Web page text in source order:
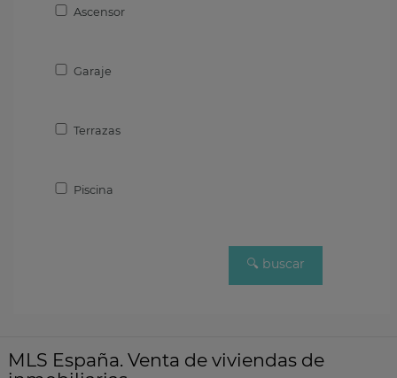
Ascensor
Garaje
Terrazas
Piscina
MLS España. Venta de viviendas de